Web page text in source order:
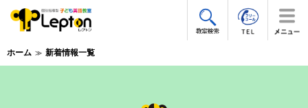
ホーム 新着情報一覧